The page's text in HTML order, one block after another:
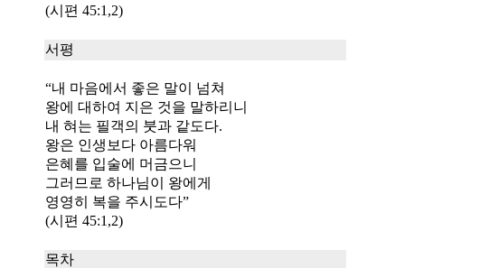
(시편 45:1,2)
서평
“내 마음에서 좋은 말이 넘쳐
왕에 대하여 지은 것을 말하리니
내 혀는 필객의 붓과 같도다.
왕은 인생보다 아름다워
은혜를 입술에 머금으니
그러므로 하나님이 왕에게
영영히 복을 주시도다”
(시편 45:1,2)
목차